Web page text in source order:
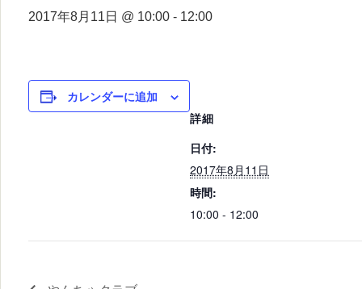
2017年8月11日 @ 10:00 - 12:00
カレンダーに追加
詳細
日付:
2017年8月11日
時間:
10:00 - 12:00